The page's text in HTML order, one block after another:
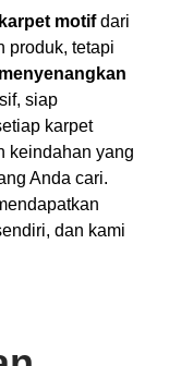
motifdari
produk, tetapi
siap
karpet
keindahan yang
Anda cari.
dan kami